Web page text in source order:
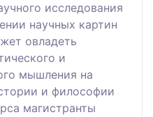
исследования
научных картин
овладеть
и
мышления на
и философии
магистранты